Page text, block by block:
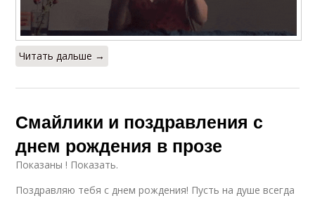
Читать дальше →
Смайлики и поздравления с
днем рождения в прозе
Показаны ! Показать.
Поздравляю тебя с днем рождения! Пусть на душе всегда